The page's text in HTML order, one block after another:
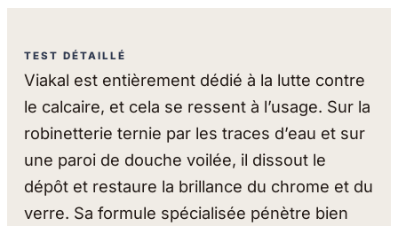
TEST DÉTAILLÉ
Viakal est entièrement dédié à la lutte contre
le calcaire, et cela se ressent à l’usage. Sur la
robinetterie ternie par les traces d’eau et sur
une paroi de douche voilée, il dissout le
dépôt et restaure la brillance du chrome et du
verre. Sa formule spécialisée pénètre bien